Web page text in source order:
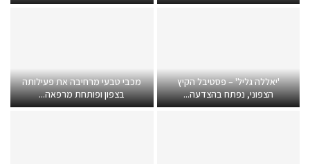
'יאללה גליל' – פסטיבל הקיץ
הצפוני, נפתח בהצדעה...
מכבי טבעי מרחיבה את פעילותה
בצפון ופותחת מרפאה...